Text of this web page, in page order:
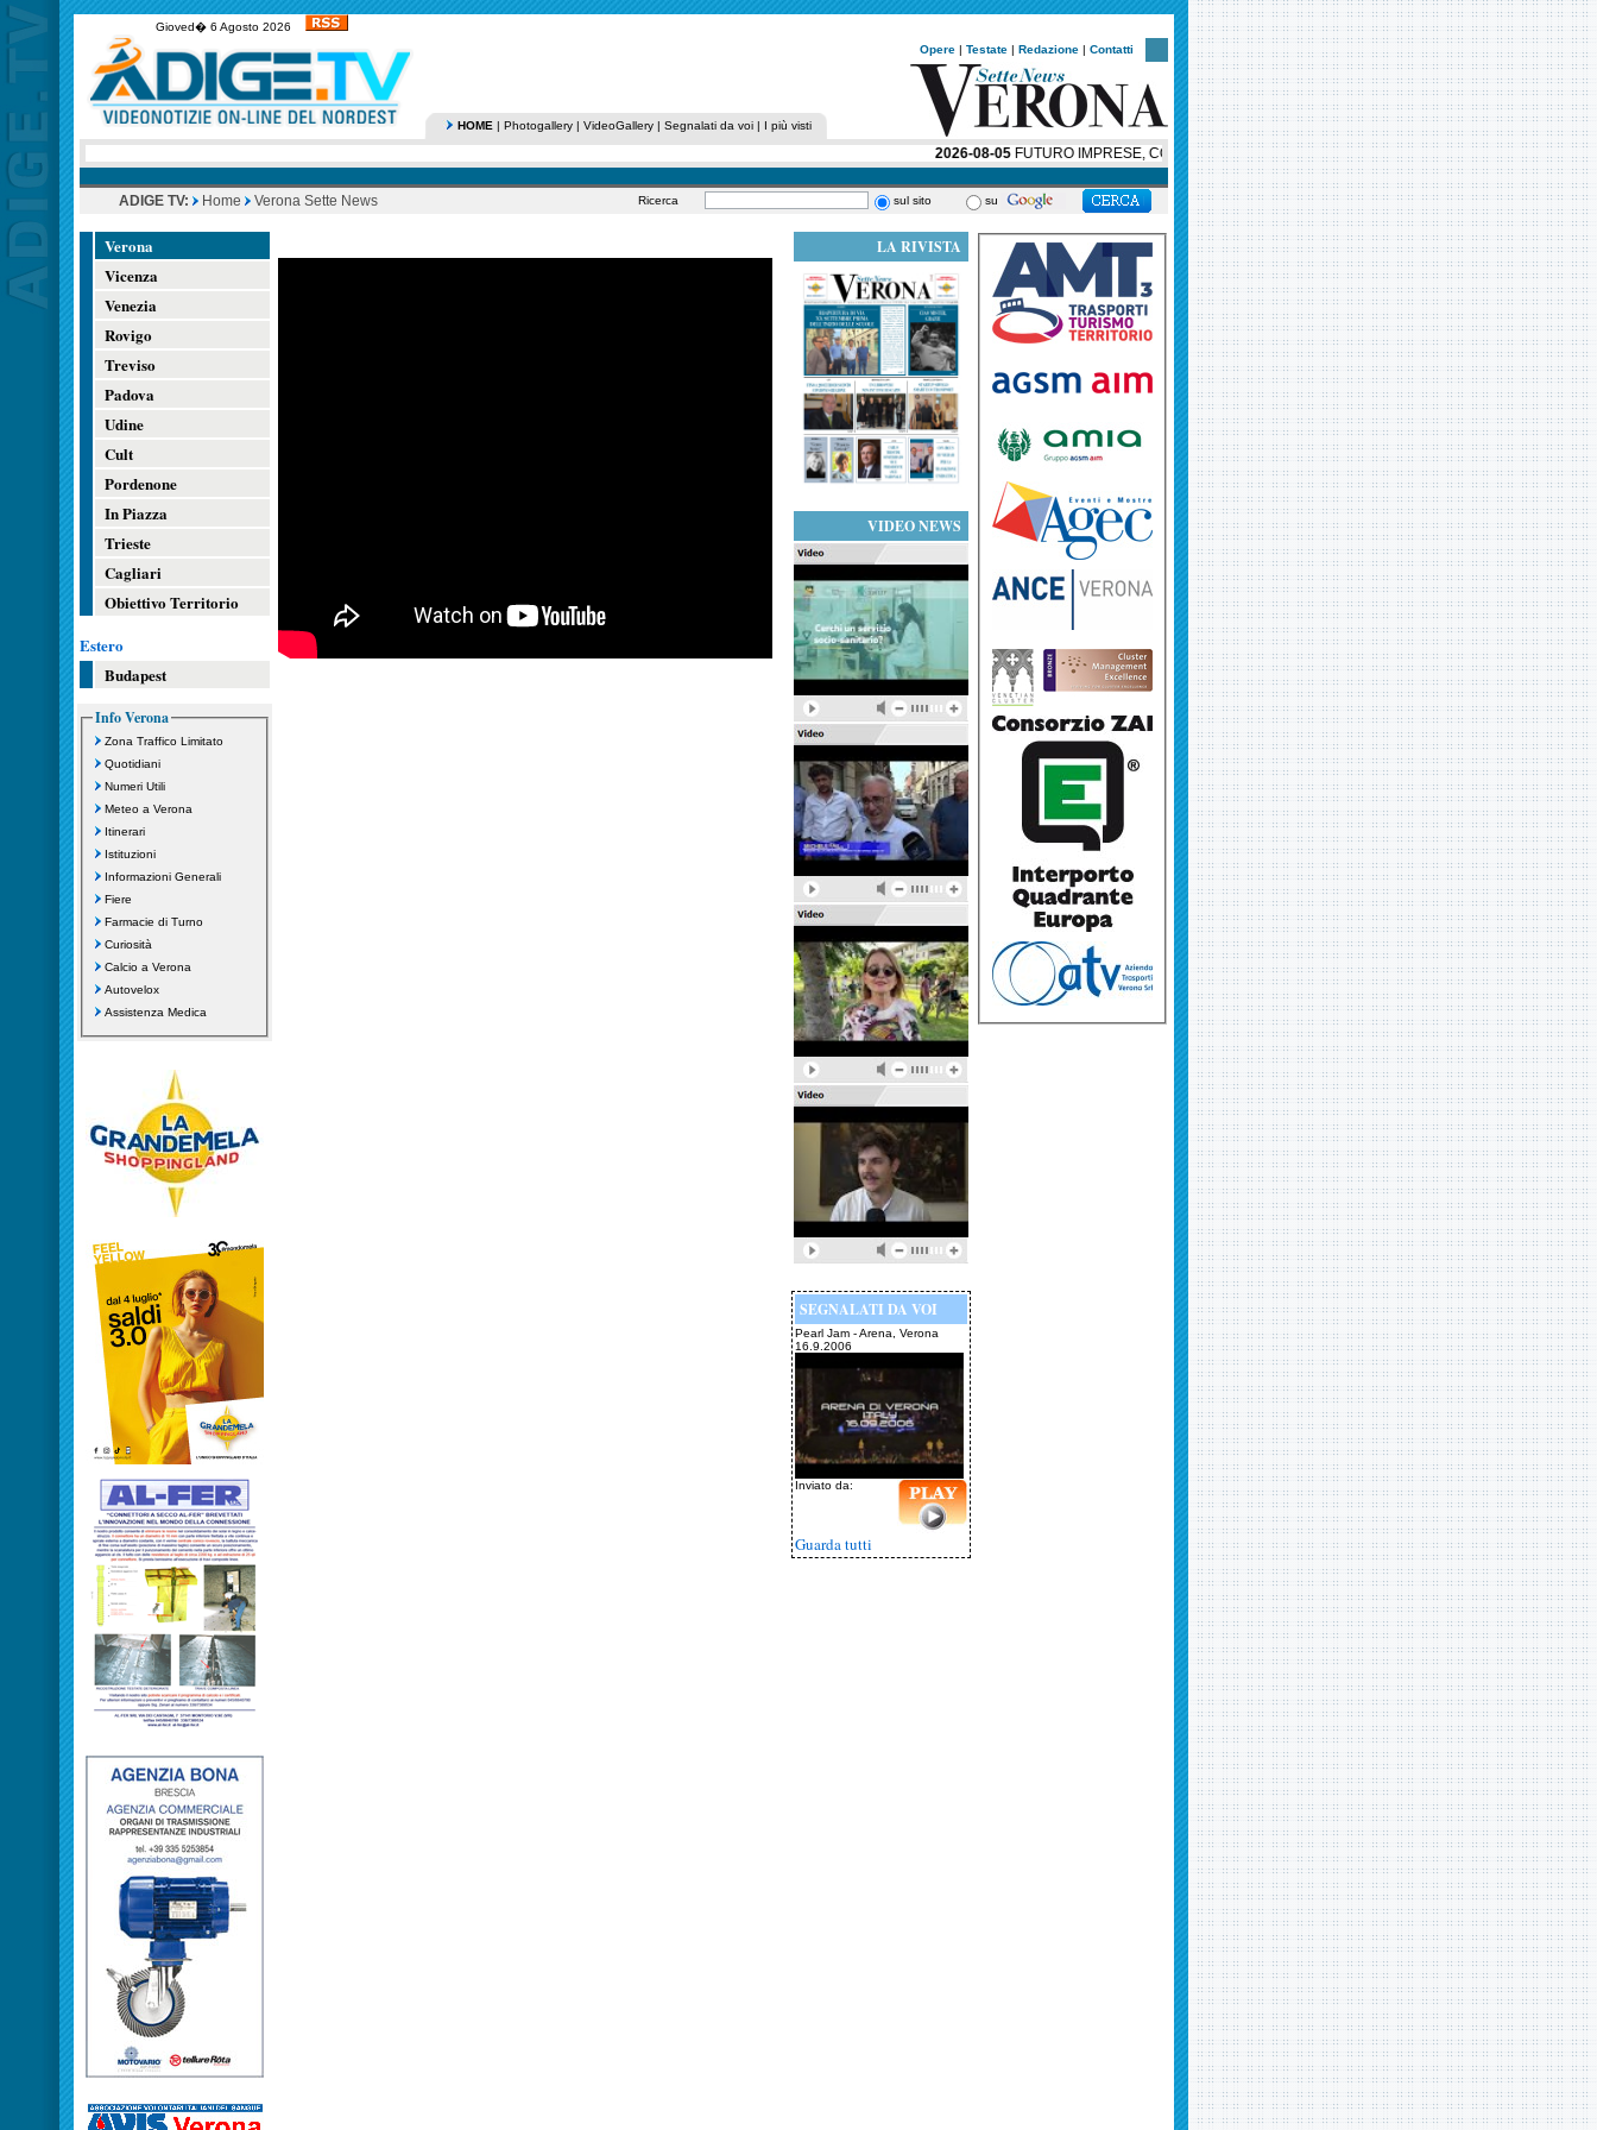
Gioved� 6 Agosto 2026
Opere | Testate | Redazione | Contatti
HOME | Photogallery | VideoGallery | Segnalati da voi | I più visti
2026-08-05FUTURO IMPRESE, CONFIMI: «VERONA HUB LOGISTICO? LA ZES SIA OCCASIONE DI
ADIGE TV: Home Verona Sette News Ricerca sul sito su
Verona
Vicenza
Venezia
Rovigo
Treviso
Padova
Udine
Cult
Pordenone
In Piazza
Trieste
Cagliari
Obiettivo Territorio
Estero
Budapest
Info Verona
Zona Traffico Limitato
Quotidiani
Numeri Utili
Meteo a Verona
Itinerari
Istituzioni
Informazioni Generali
Fiere
Farmacie di Turno
Curiosità
Calcio a Verona
Autovelox
Assistenza Medica
LA RIVISTA
VIDEO NEWS
SEGNALATI DA VOI
Pearl Jam - Arena, Verona
16.9.2006
Inviato da:
Guarda tutti